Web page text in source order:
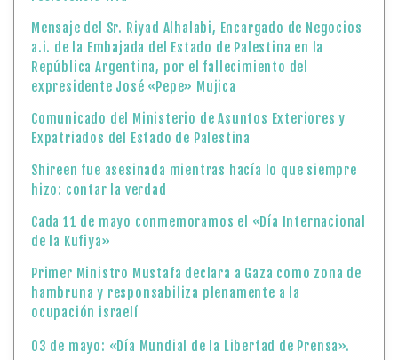
Mensaje del Sr. Riyad Alhalabi, Encargado de Negocios
a.i. de la Embajada del Estado de Palestina en la
República Argentina, por el fallecimiento del
expresidente José «Pepe» Mujica
Comunicado del Ministerio de Asuntos Exteriores y
Expatriados del Estado de Palestina
Shireen fue asesinada mientras hacía lo que siempre
hizo: contar la verdad
Cada 11 de mayo conmemoramos el «Día Internacional
de la Kufiya»
Primer Ministro Mustafa declara a Gaza como zona de
hambruna y responsabiliza plenamente a la
ocupación israelí
03 de mayo: «Día Mundial de la Libertad de Prensa».